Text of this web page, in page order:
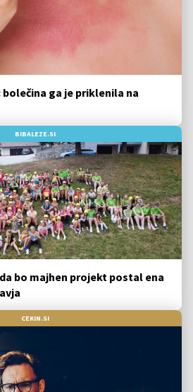
ga je priklenila na
BIBALEZE.SI
bo majhen projekt postal ena
CEKIN.SI